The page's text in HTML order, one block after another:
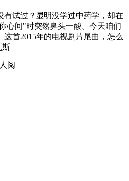
有试过？显明没学过中药学，却在
心间"时突然鼻头一酸。今天咱们
这首2015年的电视剧片尾曲，怎么
斯
阅